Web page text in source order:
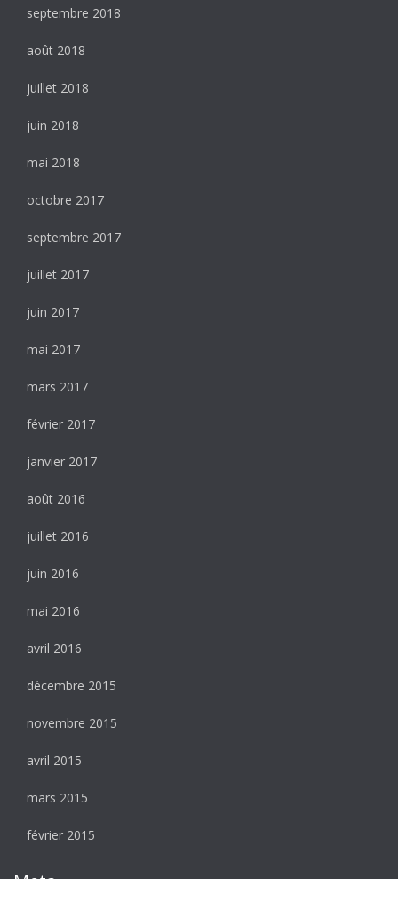
septembre 2018
août 2018
juillet 2018
juin 2018
mai 2018
octobre 2017
septembre 2017
juillet 2017
juin 2017
mai 2017
mars 2017
février 2017
janvier 2017
août 2016
juillet 2016
juin 2016
mai 2016
avril 2016
décembre 2015
novembre 2015
avril 2015
mars 2015
février 2015
Meta